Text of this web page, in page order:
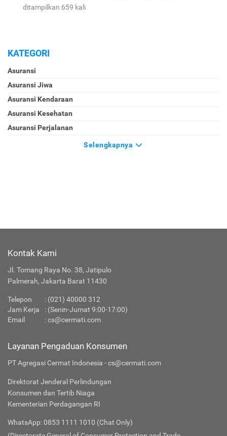
ditampilkan 659 kali
KATEGORI
Asuransi
Asuransi Jiwa
Asuransi Kendaraan
Asuransi Kesehatan
Asuransi Perjalanan
Selengkapnya
Kontak Kami
Jl. Tomang Raya No. 38, Jatipulo
Palmerah, Jakarta Barat 11430
Telepon : (021) 40000 312
Jam Kerja
: (Senin-Jumat 9:00-17:00)
Email
:cs@cermati.com
Layanan Pengaduan Konsumen
PT Agregasi Cermat Indonesia - cs@cermati.com
Direktorat Jenderal Perlindungan
Konsumen dan Tertib Niaga
Kementerian Perdagangan RI
WhatsApp: 0853 1111 1010 (Chat Only)